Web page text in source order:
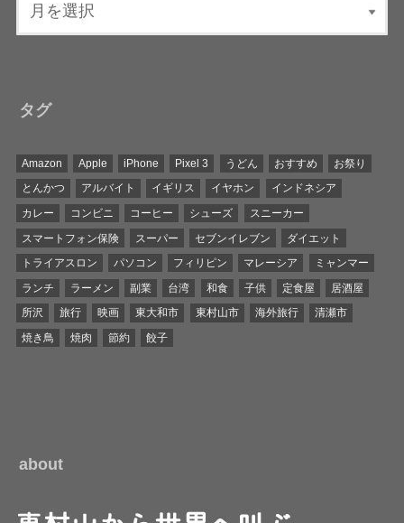
タグ
Amazon Apple iPhone Pixel 3 うどん おすすめ
お祭り
とんかつ
アルバイト イギリス イヤホン
インドネシア
カレー
コンビニ コーヒー シューズ
スニーカー
スマートフォン保険
スーパー セブンイレブン
ダイエット
トライアスロン
パソコン フィリピン マレーシア
ミャンマー
ランチ
ラーメン 副業 台湾 和食 子供 定食屋
居酒屋
所沢
旅行 映画 東大和市 東村山市 海外旅行
清瀬市
焼き鳥
焼肉 節約 餃子
about